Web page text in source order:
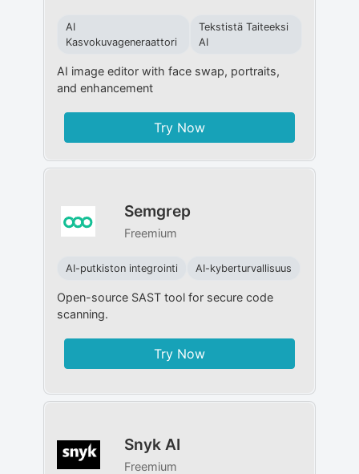
AI
Kasvokuvageneraattori
Tekstistä Taiteeksi
AI
AI image editor with face swap, portraits,
and enhancement
Try Now
Semgrep
Freemium
AI-putkiston integrointi AI-kyberturvallisuus
Open-source SAST tool for secure code
scanning.
Try Now
Snyk AI
Freemium